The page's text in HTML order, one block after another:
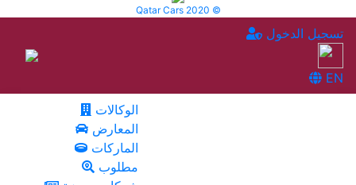
Qatar Cars 2020 ©
تسجيل الدخول
EN
الوكالات
المعارض
الماركات
مطلوب